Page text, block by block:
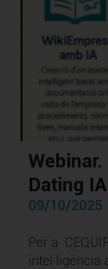
Dating IA
09/10/2025
Per a